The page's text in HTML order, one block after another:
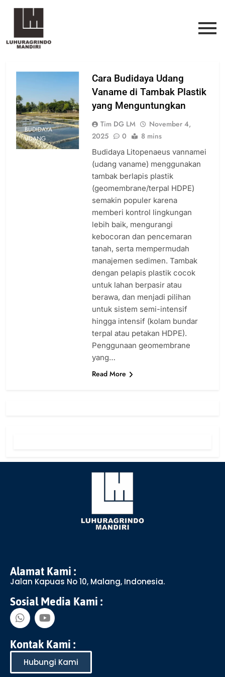
BUDIDAYA
UDANG
Cara Budidaya Udang
Vaname di Tambak Plastik
yang Menguntungkan
Tim DG LM
November 4,
2025
0 8 mins
Budidaya Litopenaeus vannamei
(udang vaname) menggunakan
tambak berlapis plastik
(geomembrane/terpal HDPE)
semakin populer karena
memberi kontrol lingkungan
lebih baik, mengurangi
kebocoran dan pencemaran
tanah, serta mempermudah
manajemen sedimen. Tambak
dengan pelapis plastik cocok
untuk lahan berpasir atau
berawa, dan menjadi pilihan
untuk sistem semi-intensif
hingga intensif (kolam bundar
terpal atau petakan HDPE).
Penggunaan geomembrane
yang…
Read More
Alamat Kami :
Jalan Kapuas No 10, Malang, Indonesia.
Sosial Media Kami :
Kontak Kami :
Hubungi Kami